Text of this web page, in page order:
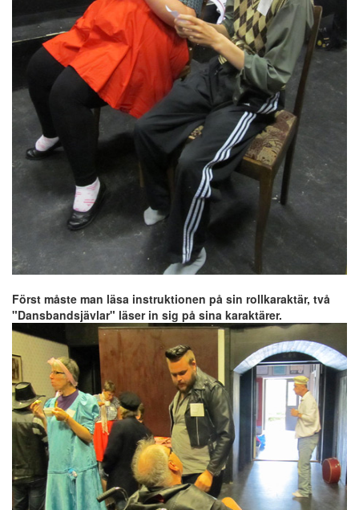
Först måste man läsa instruktionen på sin rollkaraktär, två
"Dansbandsjävlar" läser in sig på sina karaktärer.